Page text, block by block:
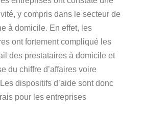
y compris dans le secteur de
à domicile. En effet, les
ont fortement compliqué les
des prestataires à domicile et
du chiffre d’affaires voire
dispositifs d’aide sont donc
pour les entreprises